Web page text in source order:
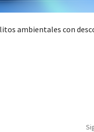
ambientales con